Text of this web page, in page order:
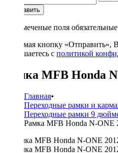
Отправить
* - отмеченые поля
Нажимая кнопку «Отправить»,
соглашаетесь с политикой
Рамка MFB Honda
Главная•
Переходные рамки и
Переходные рамки 9
Рамка MFB Honda N-ONE